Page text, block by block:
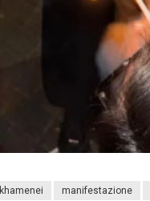
khamenei manifestazione